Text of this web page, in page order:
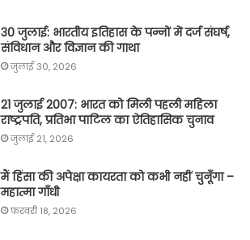
30 जुलाई: भारतीय इतिहास के पन्नों में दर्ज संघर्ष,
संविधान और विज्ञान की गाथा
जुलाई 30, 2026
21 जुलाई 2007: भारत को मिली पहली महिला
राष्ट्रपति, प्रतिभा पाटिल का ऐतिहासिक चुनाव
जुलाई 21, 2026
मैं हिंसा की अपेक्षा कायरता को कभी नहीं चुनूँगा –
महात्मा गाँधी
फ़रवरी 18, 2026